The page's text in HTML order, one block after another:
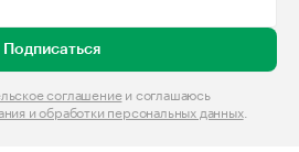
Подписаться
соглашениеи соглашаюсь
и обработки персональных данных.